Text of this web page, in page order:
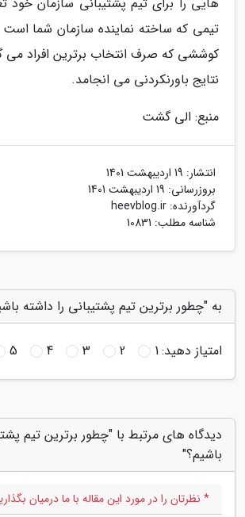
تیمی که ساخته نماینده سازمان شما است
کوششی که صرف انتخاب برترین افراد می
نتایج باورنکردنی می انجامد.
منبع: الی گشت
انتشار: 19 اردیبهشت 1401
بروزرسانی: 19 اردیبهشت 1401
گردآورنده: heevblog.ir
شناسه مطلب: 10831
به "چطور برترین تیم پشتیبانی را داشته
امتیاز دهید:1
2
3
4
5
دیدگاه های مرتبط با "چطور برترین تیم
باشیم؟"
* نظرتان را در مورد این مقاله با ما درمیان